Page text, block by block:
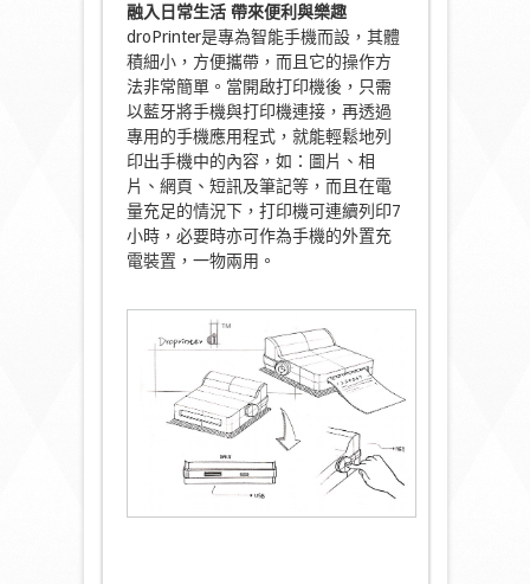
融入日常生活 帶來便利與樂趣
droPrinter是專為智能手機而設，其體
積細小，方便攜帶，而且它的操作方
法非常簡單。當開啟打印機後，只需
以藍牙將手機與打印機連接，再透過
專用的手機應用程式，就能輕鬆地列
印出手機中的內容，如：圖片、相
片、網頁、短訊及筆記等，而且在電
量充足的情況下，打印機可連續列印7
小時，必要時亦可作為手機的外置充
電裝置，一物兩用。